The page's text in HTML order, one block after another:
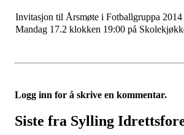
Invitasjon til Årsmøte i Fotballgruppa 2014
Mandag 17.2 klokken 19:00 på
Logg inn for å skrive en kommentar.
Siste fra Sylling